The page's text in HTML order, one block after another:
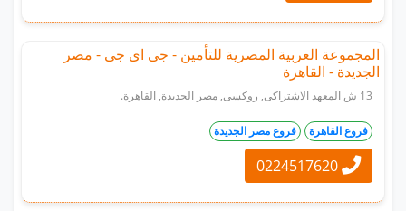
المجموعة العربية المصرية للتأمين - جى اى جى - مصر
الجديدة - القاهرة
13 ش المعهد الاشتراكى, روكسى, مصر الجديدة, القاهرة.
فروع القاهرة فروع مصر الجديدة